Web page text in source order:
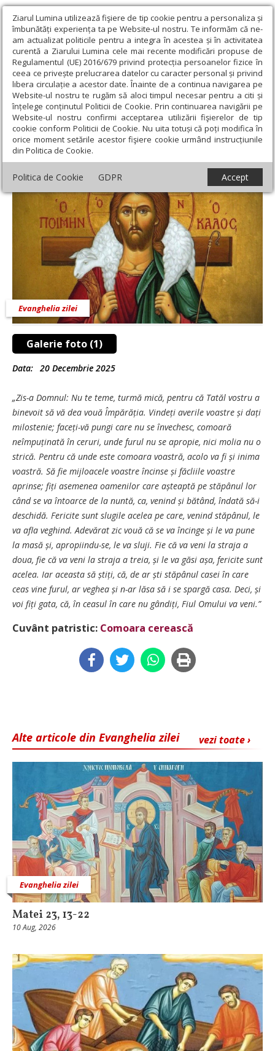
Ziarul Lumina utilizează fişiere de tip cookie pentru a personaliza și
îmbunătăți experiența ta pe Website-ul nostru. Te informăm că ne-
am actualizat politicile pentru a integra în acestea și în activitatea
curentă a Ziarului Lumina cele mai recente modificări propuse de
Regulamentul (UE) 2016/679 privind protecția persoanelor fizice în
ceea ce privește prelucrarea datelor cu caracter personal și privind
libera circulație a acestor date. Înainte de a continua navigarea pe
Website-ul nostru te rugăm să aloci timpul necesar pentru a citi și
înțelege conținutul Politicii de Cookie. Prin continuarea navigării pe
Website-ul nostru confirmi acceptarea utilizării fişierelor de tip
cookie conform Politicii de Cookie. Nu uita totuși că poți modifica în
orice moment setările acestor fişiere cookie urmând instrucțiunile
din Politica de Cookie.
Politica de Cookie GDPR Accept
Ziarul Lumina › Teologie și spiritualitate › Evanghelia zilei › Luca
12, 32-40
Luca 12, 32-40
Galerie foto (1)
Evanghelia zilei
Data: 20 Decembrie 2025
„Zis-a Domnul: Nu te teme, turmă mică, pentru că Tatăl vostru a
binevoit să vă dea vouă Împărăția. Vindeți averile voastre și dați
milostenie; faceți-vă pungi care nu se învechesc, comoară
neîmpuținată în ceruri, unde furul nu se apropie, nici molia nu o
strică. Pentru că unde este comoara voastră, acolo va fi și inima
voastră. Să fie mijloacele voastre încinse și făcliile voastre
aprinse; fiți asemenea oamenilor care așteaptă pe stăpânul lor
când se va întoarce de la nuntă, ca, venind și bătând, îndată să-i
deschidă. Fericite sunt slugile acelea pe care, venind stăpânul, le
va afla veghind. Adevărat zic vouă că se va încinge și le va pune
la masă și, apropiindu-se, le va sluji. Fie că va veni la straja a
doua, fie că va veni la straja a treia, și le va găsi așa, fericite sunt
acelea. Iar aceasta să știți, că, de ar ști stăpânul casei în care
ceas vine furul, ar veghea și n-ar lăsa să i se spargă casa. Deci, și
voi fiți gata, că, în ceasul în care nu gândiți, Fiul Omului va veni.”
Cuvânt patristic: Comoara cerească
vezi toate ›
Alte articole din Evanghelia zilei
Evanghelia zilei
Matei 23, 13-22
10 Aug, 2026